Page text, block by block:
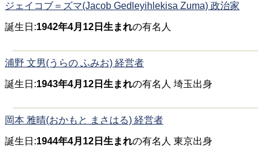
ジェイコブ＝ズマ(Jacob Gedleyihlekisa Zuma) 政治家
誕生日:1942年4月12日生まれの有名人
浦野 文男(うらの ふみお) 経営者
誕生日:1943年4月12日生まれの有名人 埼玉出身
岡本 雅晴(おかもと まさはる) 経営者
誕生日:1944年4月12日生まれの有名人 東京出身